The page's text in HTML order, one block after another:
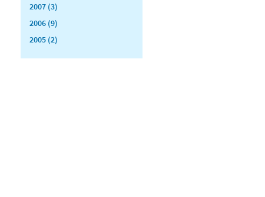
2007 (3)
2006 (9)
2005 (2)